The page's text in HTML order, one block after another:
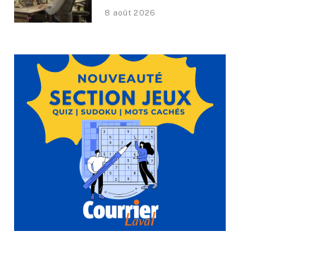
8 août 2026